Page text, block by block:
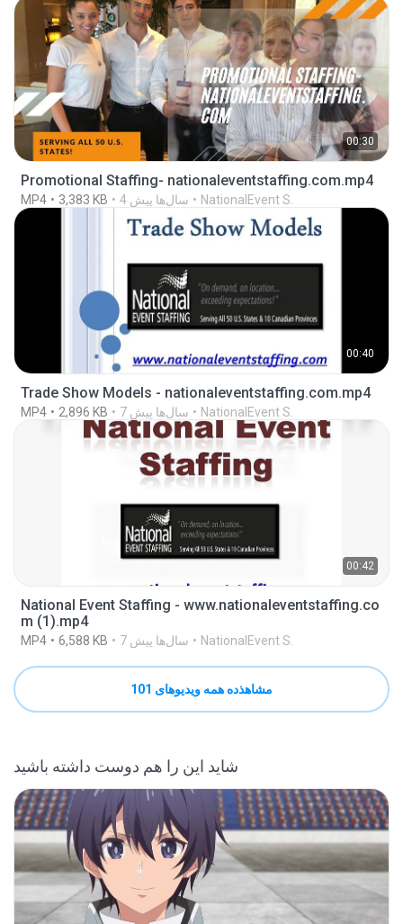
00:30
Promotional Staffing- nationaleventstaffing.com.mp4
MP4 3,383 KB 4 سال‌ها پیش NationalEvent S.
00:40
Trade Show Models - nationaleventstaffing.com.mp4
MP4 2,896 KB 7 سال‌ها پیش NationalEvent S.
00:42
National Event Staffing - www.nationaleventstaffing.co
m (1).mp4
MP4 6,588 KB 7 سال‌ها پیش NationalEvent S.
مشاهذده همه ویدیوهای 101
شاید این را هم دوست داشته باشید